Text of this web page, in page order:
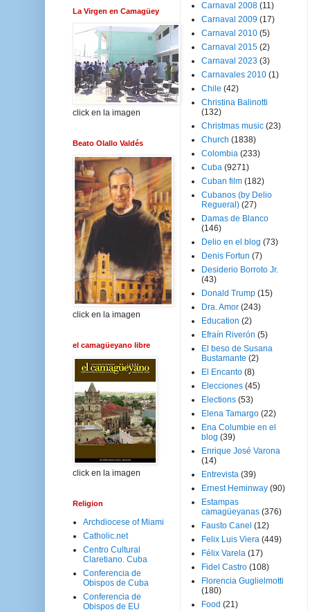
La Virgen en Camagüey
click en la imagen
Beato Olallo Valdés
click en la imagen
el camagüeyano libre
click en la imagen
Religion
Archdiocese of Miami
Catholic.net
Centro Cultural
Claretiano. Cuba
Conferencia de
Obispos de Cuba
Conferencia de
Obispos de EU
Carnaval 2008 (11)
Carnaval 2009 (17)
Carnaval 2010 (5)
Carnaval 2015 (2)
Carnaval 2023 (3)
Carnavales 2010 (1)
Chile (42)
Christina Balinotti
(132)
Christmas music (23)
Church (1838)
Colombia (233)
Cuba (9271)
Cuban film (182)
Cubanos (by Delio
Regueral) (27)
Damas de Blanco
(146)
Delio en el blog (73)
Denis Fortun (7)
Desiderio Borroto Jr.
(43)
Donald Trump (15)
Dra. Amor (243)
Education (2)
Efraín Riverón (5)
El beso de Susana
Bustamante (2)
El Encanto (8)
Elecciones (45)
Elections (53)
Elena Tamargo (22)
Ena Columbie en el
blog (39)
Enrique José Varona
(14)
Entrevista (39)
Ernest Heminway (90)
Estampas
camagüeyanas (376)
Fausto Canel (12)
Felix Luis Viera (449)
Félix Varela (17)
Fidel Castro (108)
Florencia Guglielmotti
(180)
Food (21)